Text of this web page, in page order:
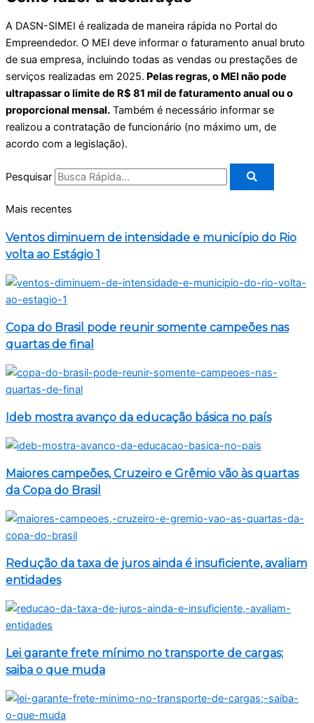
A DASN-SIMEI é realizada de maneira rápida no Portal do
Empreendedor. O MEI deve informar o faturamento anual bruto
de sua empresa, incluindo todas as vendas ou prestações de
serviços realizadas em 2025. Pelas regras, o MEI não pode
ultrapassar o limite de R$ 81 mil de faturamento anual ou o
proporcional mensal. Também é necessário informar se
realizou a contratação de funcionário (no máximo um, de
acordo com a legislação).
Pesquisar
Mais recentes
Ventos diminuem de intensidade e município do Rio
volta ao Estágio 1
Copa do Brasil pode reunir somente campeões nas
quartas de final
Ideb mostra avanço da educação básica no país
Maiores campeões, Cruzeiro e Grêmio vão às quartas
da Copa do Brasil
Redução da taxa de juros ainda é insuficiente, avaliam
entidades
Lei garante frete mínimo no transporte de cargas;
saiba o que muda